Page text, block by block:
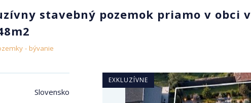
stavebný pozemok priamo v obci v
- bývanie
EXKLUZÍVNE
Slovensko